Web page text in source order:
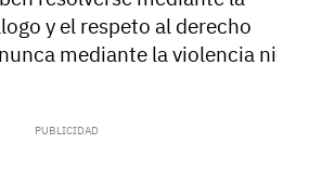
y el respeto al derecho
mediante la violencia ni